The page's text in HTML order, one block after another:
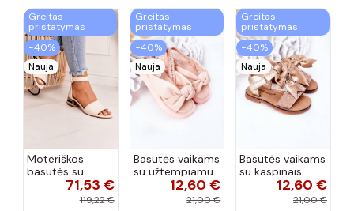
Greitas
pristatymas
−40%
Nauja
Moteriškos
basutės su
aukso spalvos
kulniukais Laura
71,53 €
119,22 €
Greitas
pristatymas
−40%
Nauja
Basutės vaikams
su užtempiamu
užsegimu
rožinės spalvos
12,60 €
21,00 €
Greitas
pristatymas
−40%
Nauja
Basutės vaikams
su kaspinais
aukso spalvos
12,60 €
21,00 €